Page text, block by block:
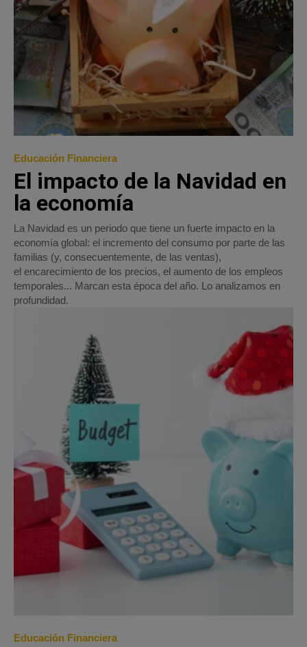
Educación Financiera
El impacto de la Navidad en
la economía
La Navidad es un periodo que tiene un fuerte impacto en la
economía global: el incremento del consumo por parte de las
familias (y, consecuentemente, de las ventas),
el encarecimiento de los precios, el aumento de los empleos
temporales... Marcan esta época del año. Lo analizamos en
profundidad.
Educación Financiera